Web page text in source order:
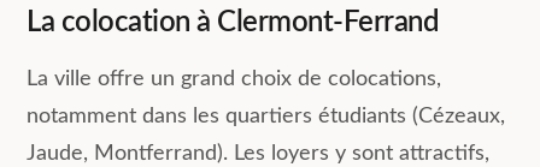
La colocation à Clermont-Ferrand
La ville offre un grand choix de colocations,
notamment dans les quartiers étudiants (Cézeaux,
Jaude, Montferrand). Les loyers y sont attractifs,